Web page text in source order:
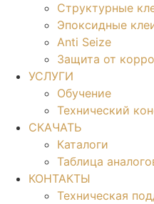
Структурные
Эпоксидные
Anti Seize
Защита от
УСЛУГИ
Обучение
Технический
СКАЧАТЬ
Каталоги
Таблица
КОНТАКТЫ
Техническая